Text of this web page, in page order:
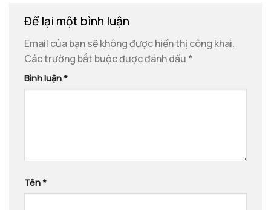
Để lại một bình luận
Email của bạn sẽ không được hiển thị công khai.
Các trường bắt buộc được đánh dấu *
Bình luận*
Tên*